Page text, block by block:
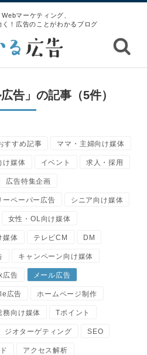
マーケティング、
！広告のことがわかるブログ
告」の記事（5件）
すすめ記事 ママ・主婦向け媒体
け媒体 イベント 求人・採用
広告特集企画
ーペーパー広告 シニア向け媒体
女性・OL向け媒体
媒体 テレビCM DM
キャンペーン向け媒体
広告 メール広告
広告 ホームページ制作
務向け媒体 Tポイント
ジオターゲティング SEO
アクセス解析